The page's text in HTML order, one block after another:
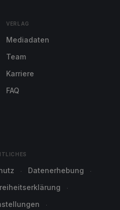
VERLAG
Mediadaten
Team
Karriere
FAQ
Datenerhebung